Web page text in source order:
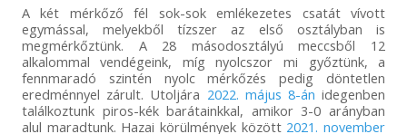
A két mérkőző fél sok-sok emlékezetes csatát vívott
egymással, melyekből tízszer az első osztályban is
megmérkőztünk. A 28 másodosztályú meccsből 12
alkalommal vendégeink, míg nyolcszor mi győztünk, a
fennmaradó szintén nyolc mérkőzés pedig döntetlen
eredménnyel zárult. Utoljára 2022. május 8-án idegenben
találkoztunk piros-kék barátainkkal, amikor 3-0 arányban
alul maradtunk. Hazai körülmények között 2021. november